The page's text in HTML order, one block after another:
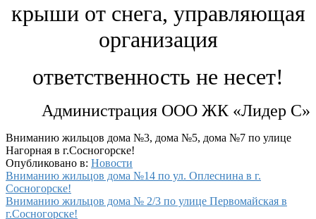
крыши от снега, управляющая
организация
ответственность не несет!
Администрация ООО ЖК «Лидер С»
Вниманию жильцов дома №3, дома №5, дома №7 по улице
Нагорная в г.Сосногорске!
Опубликовано в: Новости
Навигация
по
Вниманию жильцов дома №14 по ул. Оплеснина в г.
Сосногорске!
Вниманию жильцов дома № 2/3 по улице Первомайская в
г.Сосногорске!